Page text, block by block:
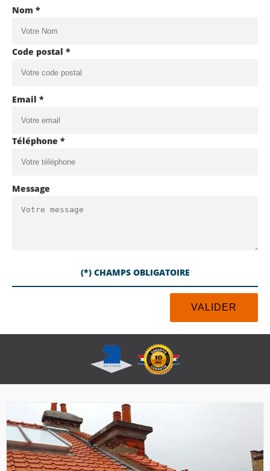
Nom *
Code postal *
Email *
Téléphone *
Message
(*) CHAMPS OBLIGATOIRE